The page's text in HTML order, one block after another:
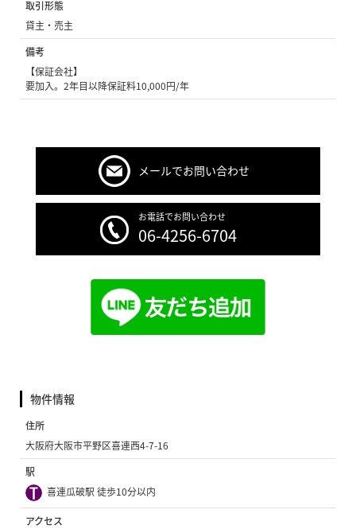
取引形態
貸主・売主
備考
【保証会社】
要加入。2年目以降保証料10,000円/年
メールでお問い合わせ
お電話でお問い合わせ
06-4256-6704
物件情報
住所
大阪府大阪市平野区喜連西4-7-16
駅
喜連瓜破駅 徒歩10分以内
アクセス